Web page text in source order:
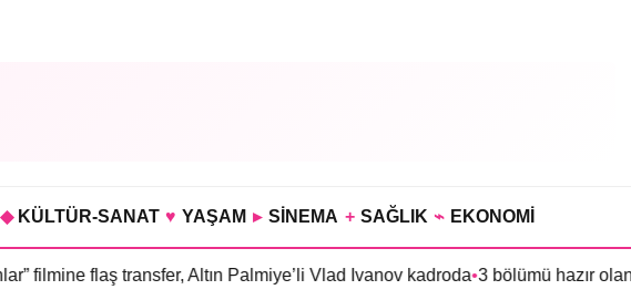
◆ KÜLTÜR-SANAT ♥ YAŞAM ▸ SİNEMA + SAĞLIK ⌁ EKONOMİ
filmine flaş transfer, Altın Palmiye’li Vlad Ivanov kadroda•3 bölümü hazır olan